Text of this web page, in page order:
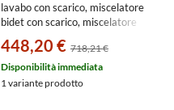
lavabo con scarico, miscelatore
bidet con scarico, miscelatore
e corpo incasso, finitura cromo
SETALE004
448,20 € 718,21 €
Disponibilità immediata
1 variante prodotto